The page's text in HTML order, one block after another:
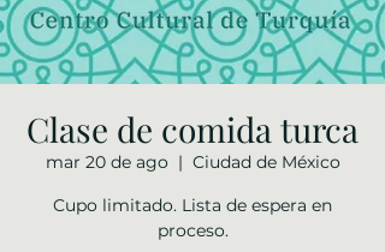
Clase de comida turca
mar 20 de ago
  |
Ciudad de México
Cupo limitado. Lista de espera en
proceso.